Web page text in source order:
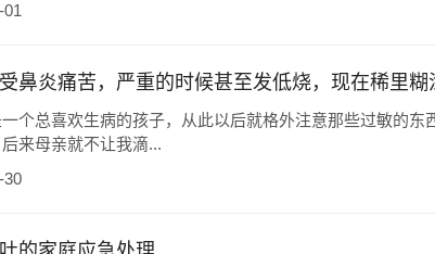
鼻炎痛苦，严重的时候甚至发低烧，现在稀里糊
个总喜欢生病的孩子，从此以后就格外注意那些过敏的东
来母亲就不让我滴...
30